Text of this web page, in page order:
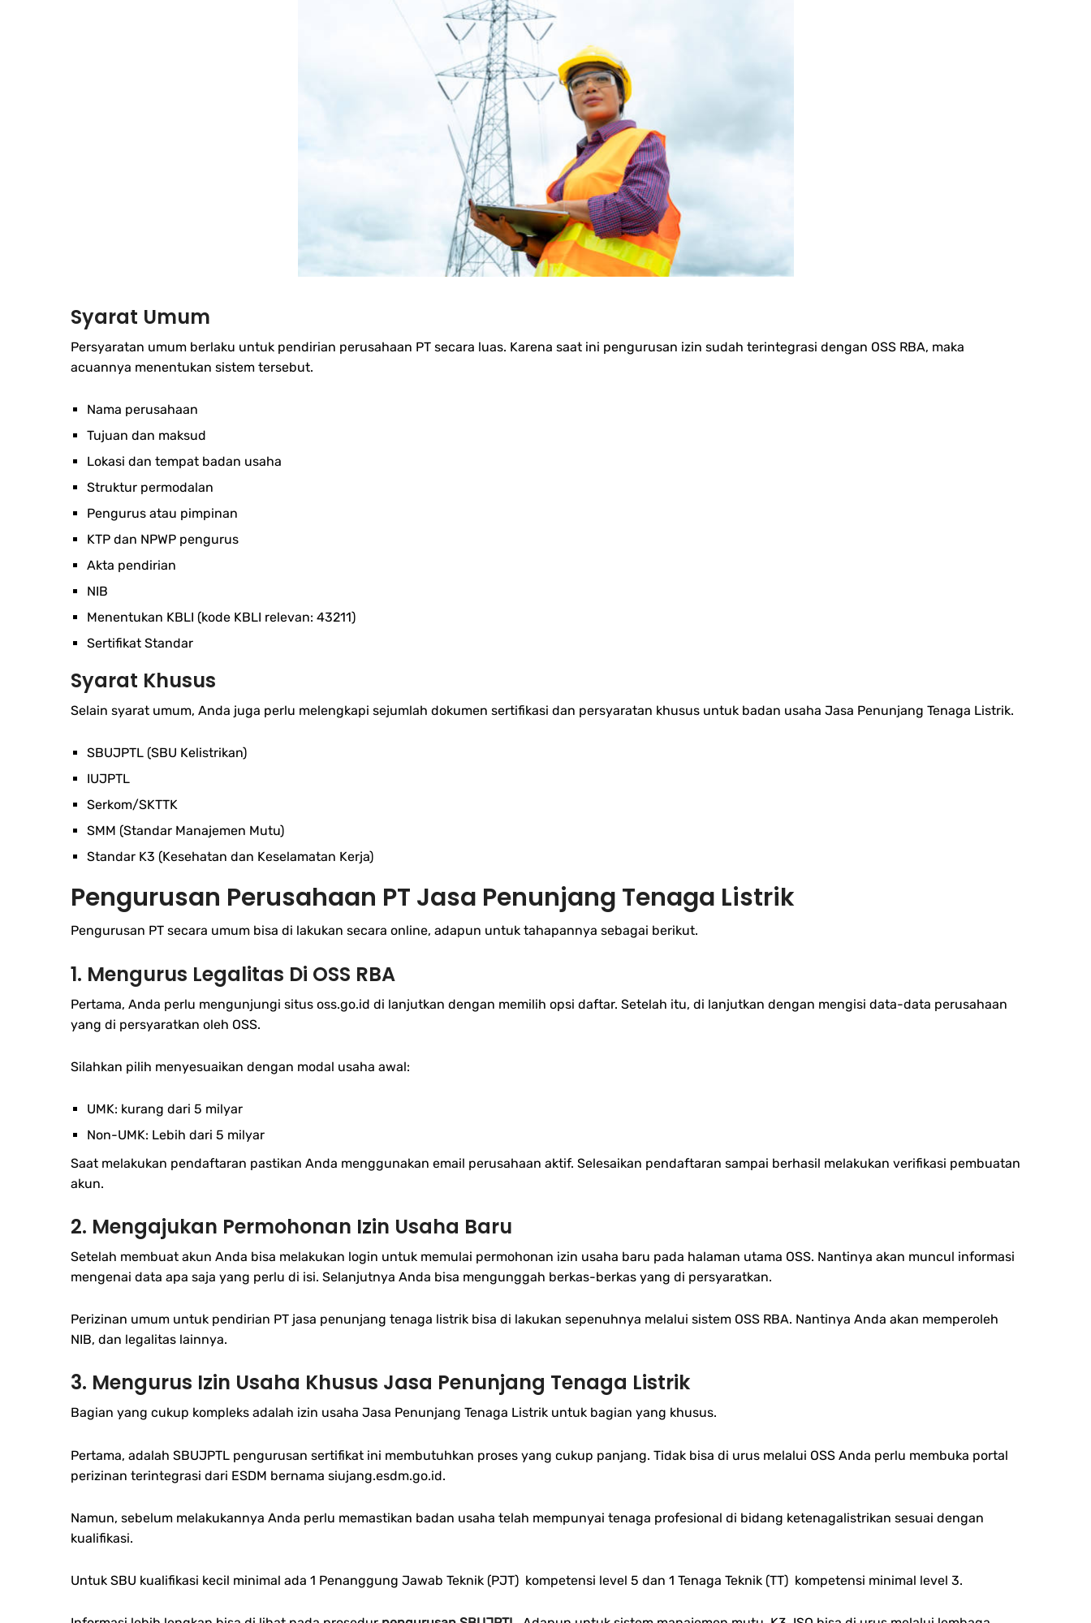
Syarat Umum
Persyaratan umum berlaku untuk pendirian perusahaan PT secara luas. Karena saat ini pengurusan izin sudah terintegrasi dengan OSS RBA, maka
acuannya menentukan sistem tersebut.
Nama perusahaan
Tujuan dan maksud
Lokasi dan tempat badan usaha
Struktur permodalan
Pengurus atau pimpinan
KTP dan NPWP pengurus
Akta pendirian
NIB
Menentukan KBLI (kode KBLI relevan: 43211)
Sertifikat Standar
Syarat Khusus
Selain syarat umum, Anda juga perlu melengkapi sejumlah dokumen sertifikasi dan persyaratan khusus untuk badan usaha Jasa Penunjang Tenaga Listrik.
SBUJPTL (SBU Kelistrikan)
IUJPTL
Serkom/SKTTK
SMM (Standar Manajemen Mutu)
Standar K3 (Kesehatan dan Keselamatan Kerja)
Pengurusan Perusahaan PT Jasa Penunjang Tenaga Listrik
Pengurusan PT secara umum bisa di lakukan secara online, adapun untuk tahapannya sebagai berikut.
1. Mengurus Legalitas Di OSS RBA
Pertama, Anda perlu mengunjungi situs oss.go.id di lanjutkan dengan memilih opsi daftar. Setelah itu, di lanjutkan dengan mengisi data-data perusahaan
yang di persyaratkan oleh OSS.
Silahkan pilih menyesuaikan dengan modal usaha awal:
UMK: kurang dari 5 milyar
Non-UMK: Lebih dari 5 milyar
Saat melakukan pendaftaran pastikan Anda menggunakan email perusahaan aktif. Selesaikan pendaftaran sampai berhasil melakukan verifikasi pembuatan
akun.
2. Mengajukan Permohonan Izin Usaha Baru
Setelah membuat akun Anda bisa melakukan login untuk memulai permohonan izin usaha baru pada halaman utama OSS. Nantinya akan muncul informasi
mengenai data apa saja yang perlu di isi. Selanjutnya Anda bisa mengunggah berkas-berkas yang di persyaratkan.
Perizinan umum untuk pendirian PT jasa penunjang tenaga listrik bisa di lakukan sepenuhnya melalui sistem OSS RBA. Nantinya Anda akan memperoleh
NIB, dan legalitas lainnya.
3. Mengurus Izin Usaha Khusus Jasa Penunjang Tenaga Listrik
Bagian yang cukup kompleks adalah izin usaha Jasa Penunjang Tenaga Listrik untuk bagian yang khusus.
Pertama, adalah SBUJPTL pengurusan sertifikat ini membutuhkan proses yang cukup panjang. Tidak bisa di urus melalui OSS Anda perlu membuka portal
perizinan terintegrasi dari ESDM bernama siujang.esdm.go.id.
Namun, sebelum melakukannya Anda perlu memastikan badan usaha telah mempunyai tenaga profesional di bidang ketenagalistrikan sesuai dengan
kualifikasi.
Untuk SBU kualifikasi kecil minimal ada 1 Penanggung Jawab Teknik (PJT) kompetensi level 5 dan 1 Tenaga Teknik (TT) kompetensi minimal level 3.